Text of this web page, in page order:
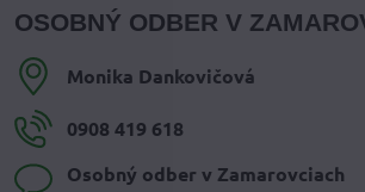
OSOBNÝ ODBER V
Monika Dankovičová
0908 419 618
Osobný odber v Zamarovciach